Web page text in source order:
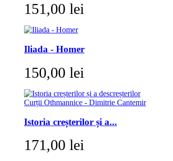
151,00 lei
Iliada - Homer
150,00 lei
Istoria creșterilor și a...
171,00 lei